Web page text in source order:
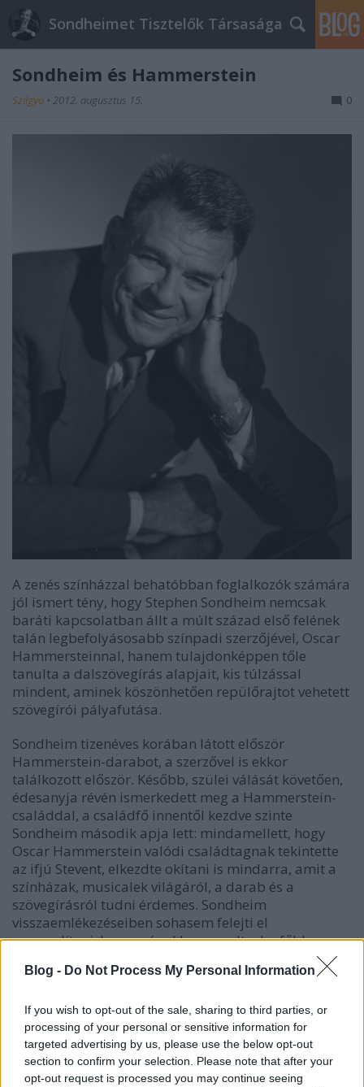
Blog - Do Not Process My Personal Information
If you wish to opt-out of the sale, sharing to third parties, or
processing of your personal or sensitive information for
targeted advertising by us, please use the below opt-out
section to confirm your selection. Please note that after your
opt-out request is processed you may continue seeing
Sondheimet Tisztelők Társasága
Sondheim és Hammerstein
Szilgyo • 2012. augusztus 15. 0
A zenés színházzal behatóbban foglalkozók számára
jól ismert tény, hogy Stephen Sondheim nemcsak
baráti kapcsolatban állt a múlt század első felének
talán legbefolyásosabb színpadi szerzőjével, Oscar
Hammersteinnal, hanem tulajdonképpen tőle
tanulta a dalszövegírás alapjait, kis túlzással
mindent, aminek köszönhetően repülőrajtot vehetett
szövegírói pályafutása.
Sondheim tizenéves korában látott először
Hammerstein-darabot, a szerzővel is ekkor
találkozott először. Később, szülei válását követően,
édesanyja révén ismerkedett meg a Hammerstein-
családdal, a családfő innentől kezdve szinte
Sondheim második apja lett: mindamellett, hogy
Oscar Hammerstein valódi családtagnak tekintette
az ifjú Stevent, elkezdte okítani is mindarra, amit a
színházak, musicalek világáról, a darab és a
szövegírásról tudni érdemes. Sondheim
visszaemlékezéseiben sohasem felejti el
megemlíteni, hogy már ekkor az volt a legfőbb
vágya, hogy szövegíró legyen, akárcsak a mestere.